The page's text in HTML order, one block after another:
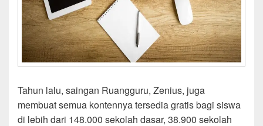
Tahun lalu, saingan Ruangguru, Zenius, juga
membuat semua kontennya tersedia gratis bagi siswa
di lebih dari 148.000 sekolah dasar, 38.900 sekolah